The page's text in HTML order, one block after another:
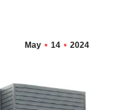
May 14 2024